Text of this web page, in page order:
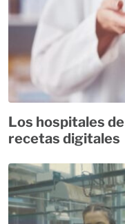
Los hospitales
recetas digitales